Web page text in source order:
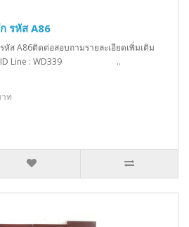
รหัส A86
ส A86ติดต่อสอบถามรายละเอียดเพิ่มเติม
ID Line : WD339 ..
ท